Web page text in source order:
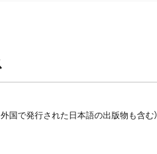
国で発行された日本語の出版物も含む）